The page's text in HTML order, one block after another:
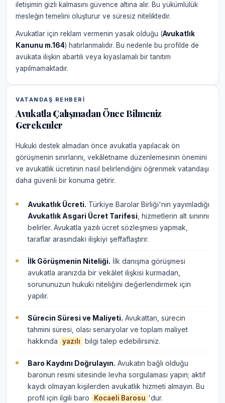
iletişimin gizli kalmasını güvence altına alır. Bu yükümlülük
mesleğin temelini oluşturur ve süresiz niteliktedir.
Avukatlar için reklam vermenin yasak olduğu (Avukatlık
Kanunu m.164) hatırlanmalıdır. Bu nedenle bu profilde de
avukata ilişkin abartılı veya kıyaslamalı bir tanıtım
yapılmamaktadır.
VATANDAŞ REHBERI
Avukatla Çalışmadan Önce Bilmeniz
Gerekenler
Hukuki destek almadan önce avukatla yapılacak ön
görüşmenin sınırlarını, vekâletname düzenlemesinin önemini
ve avukatlık ücretinin nasıl belirlendiğini öğrenmek vatandaşı
daha güvenli bir konuma getirir.
Avukatlık Ücreti. Türkiye Barolar Birliği'nin yayımladığı
Avukatlık Asgari Ücret Tarifesi , hizmetlerin alt sınırını
belirler. Avukatla yazılı ücret sözleşmesi yapmak,
taraflar arasındaki ilişkiyi şeffaflaştırır.
İlk Görüşmenin Niteliği. İlk danışma görüşmesi
avukatla aranızda bir vekâlet ilişkisi kurmadan,
sorununuzun hukuki niteliğini değerlendirmek için
yapılır.
Sürecin Süresi ve Maliyeti. Avukattan, sürecin
tahmini süresi, olası senaryolar ve toplam maliyet
hakkında
yazılı bilgi talep edebilirsiniz.
Baro Kaydını Doğrulayın. Avukatın bağlı olduğu
baronun resmi sitesinde levha sorgulaması yapın; aktif
kaydı olmayan kişilerden avukatlık hizmeti almayın. Bu
profil için ilgili baro
Kocaeli Barosu 'dur.